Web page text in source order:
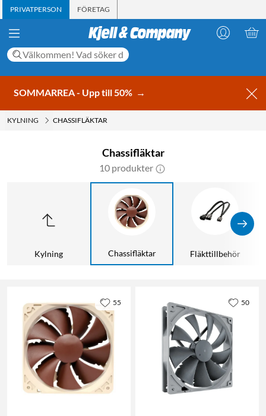
PRIVATPERSON FÖRETAG
SOMMARREA - Upp till 50% →
KYLNING CHASSIFLÄKTAR
Chassifläktar
10 produkter
Kylning Chassifläktar Fläkttillbehör
55 50